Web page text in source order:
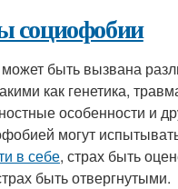
социофобии
быть вызвана
как генетика,
особенности и
могут
в себе, страх быть
быть отвергнутыми.